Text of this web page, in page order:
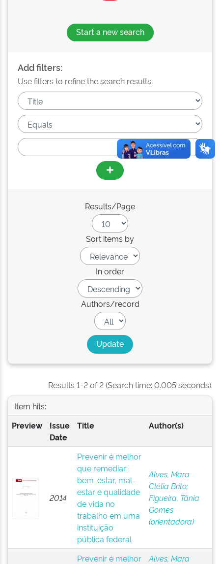
Start a new search
Add filters:
Use filters to refine the search results.
Results/Page
Sort items by
In order
Authors/record
Results 1-2 of 2 (Search time: 0.005 seconds).
Item hits:
Preview
Issue
Date
Title Author(s)
2014
Prevenir é melhor
que remediar:
bem-estar, mal-
estar e qualidade
de vida no
trabalho em uma
instituição
pública federal
Alves, Mara
Clélia Brito;
Figueira, Tânia
Gomes
(orientadora)
Prevenir é melhor
Alves, Mara